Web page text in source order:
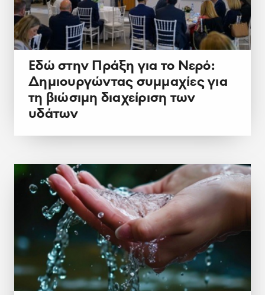
Εδώ στην Πράξη για το Νερό:
Δημιουργώντας συμμαχίες για
τη βιώσιμη διαχείριση των
υδάτων